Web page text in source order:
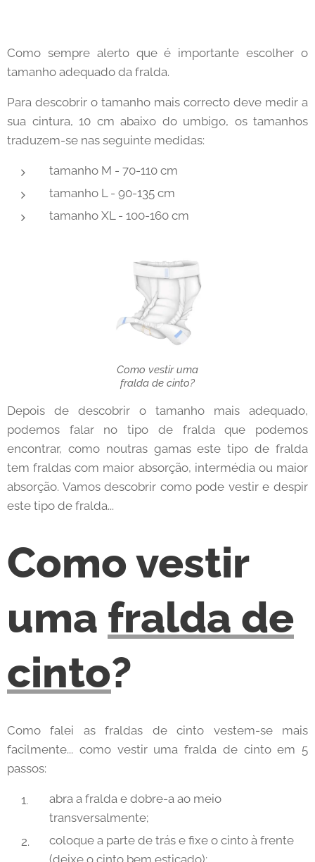
Como sempre alerto que é importante escolher o
tamanho adequado da fralda.
Para descobrir o tamanho mais correcto deve medir a
sua cintura, 10 cm abaixo do umbigo, os tamanhos
traduzem-se nas seguinte medidas:
tamanho M - 70-110 cm
tamanho L - 90-135 cm
tamanho XL - 100-160 cm
Como vestir uma
fralda de cinto?
Depois de descobrir o tamanho mais adequado,
podemos falar no tipo de fralda que podemos
encontrar, como noutras gamas este tipo de fralda
tem fraldas com maior absorção, intermédia ou maior
absorção. Vamos descobrir como pode vestir e despir
este tipo de fralda...
Como vestir
uma fralda de
cinto?
Como falei as fraldas de cinto vestem-se mais
facilmente... como vestir uma fralda de cinto em 5
passos:
abra a fralda e dobre-a ao meio
transversalmente;
coloque a parte de trás e fixe o cinto à frente
(deixe o cinto bem esticado);